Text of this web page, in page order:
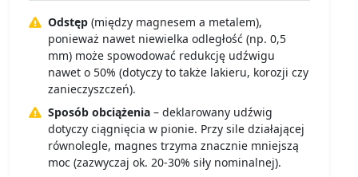
Odstęp (między magnesem a metalem),
ponieważ nawet niewielka odległość (np. 0,5
mm) może spowodować redukcję udźwigu
nawet o 50% (dotyczy to także lakieru, korozji czy
zanieczyszczeń).
Sposób obciążenia – deklarowany udźwig
dotyczy ciągnięcia w pionie. Przy sile działającej
równolegle, magnes trzyma znacznie mniejszą
moc (zazwyczaj ok. 20-30% siły nominalnej).